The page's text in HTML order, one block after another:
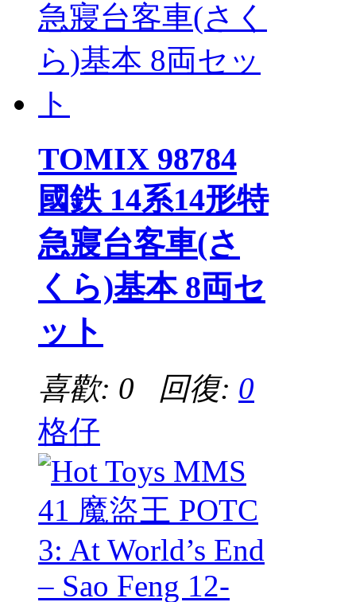
TOMIX 98784
國鉄 14系14形特
急寢台客車(さ
くら)基本 8両セ
ット
喜歡: 0 回復: 0
格仔